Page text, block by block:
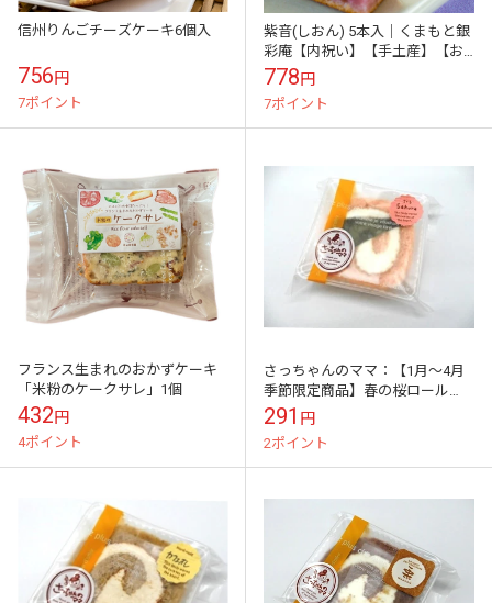
信州りんごチーズケーキ6個入
756円
7ポイント
紫音(しおん) 5本入｜くまもと銀
彩庵【内祝い】【手土産】【お
供え】【芋スイーツ】（宅急便
発送）
778円
7ポイント
フランス生まれのおかずケーキ
「米粉のケークサレ」1個
432円
4ポイント
さっちゃんのママ：【1月～4月
季節限定商品】春の桜ロール
（カット）
291 円
2ポイント